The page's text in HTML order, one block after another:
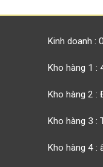
Kinh doanh :
Kho hàng 1 :
Kho hàng 2 :
Kho hàng 3 :
Kho hàng 4 :